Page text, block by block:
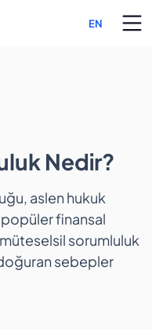
EN
Nedir?
aslen hukuk
finansal
sorumluluk
sebepler